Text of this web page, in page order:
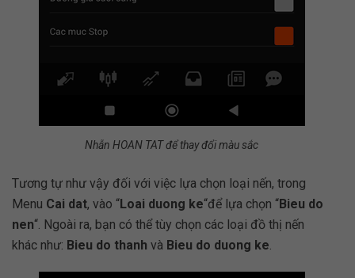
Nhẫn HOAN TAT để thay đổi màu sắc
Tương tự như vậy đối với việc lựa chọn loại nến, trong
Menu Cai dat, vào “Loai duong ke“để lựa chọn “Bieu do
nen“. Ngoài ra, bạn có thể tùy chọn các loại đồ thị nến
khác như: Bieu do thanh và Bieu do duong ke.